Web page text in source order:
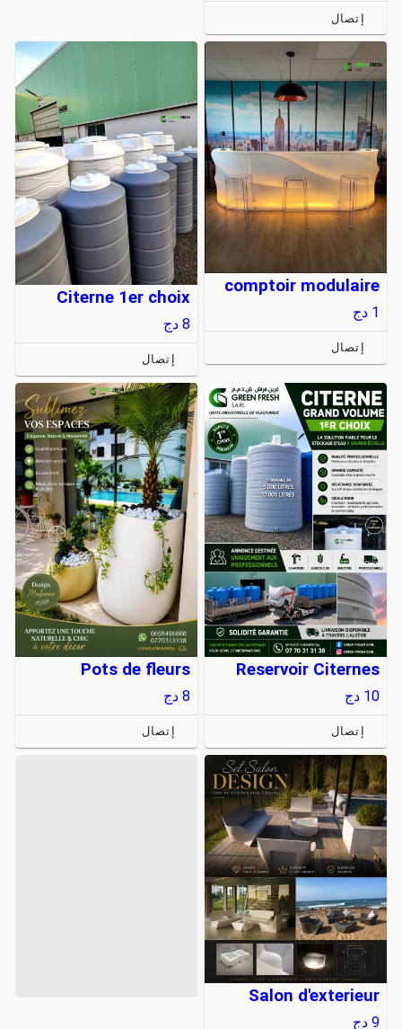
إتصال
comptoir modulaire
1 دج
إتصال
Citerne 1er choix
8 دج
إتصال
Reservoir Citernes
10 دج
إتصال
Pots de fleurs
8 دج
إتصال
Salon d'exterieur
9 دج